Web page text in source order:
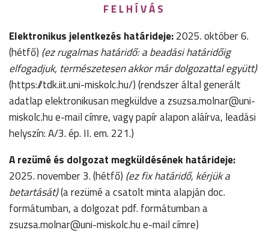
F E L H Í V Á S
Elektronikus jelentkezés határideje:2025. október 6.
(hétfő) (ez rugalmas határidő: a beadási határidőig
elfogadjuk, természetesen akkor már dolgozattal együtt)
(https://tdk.iit.uni-miskolc.hu/) (rendszer által generált
adatlap elektronikusan megküldve a zsuzsa.molnar@uni-
miskolc.hu e-mail címre, vagy papír alapon aláírva, leadási
helyszín: A/3. ép. II. em. 221.)
A rezümé és dolgozat megküldésének határideje:
2025. november 3. (hétfő) (ez fix határidő, kérjük a
betartását)(a rezümé a csatolt minta alapján doc.
formátumban, a dolgozat pdf. formátumban a
zsuzsa.molnar@uni-miskolc.hu e-mail címre)